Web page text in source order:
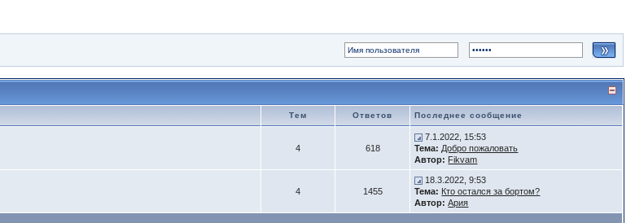
Тем Ответов Последнее сообщение
4 618
7.1.2022, 15:53
Тема: Добро пожаловать
Автор: Fikvam
4 1455
18.3.2022, 9:53
Тема: Кто остался за бортом?
Автор: Ария